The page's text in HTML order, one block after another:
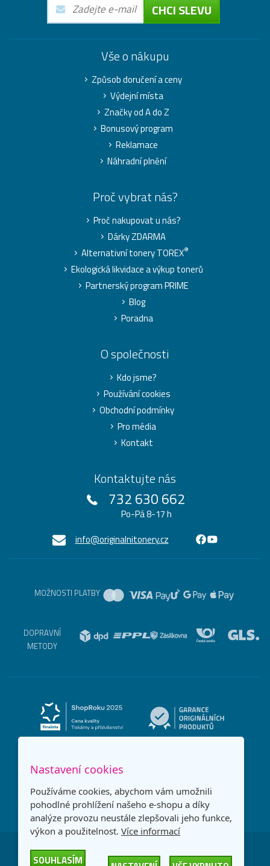
CHCI SLEVU
Vše o nákupu
Způsob doručení a ceny
Výdejní místa
Značky od A do Z
Bonusový program
Reklamace
Náhradní plnění
Proč vybrat nás?
Proč nakupovat u nás?
Dárky ZDARMA
Alternativní tonery TOREX®
Ekologická likvidace a výkup tonerů
Partnerský program PRIME
Blog
Poradna
O společnosti
Kdo jsme?
Používání cookies
Obchodní podmínky
Pro média
Kontakt
Kontaktujte nás
732 630 662
Po-Pá 8-17 h
info@originalnitonery.cz
MOŽNOSTI PLATBY
DOPRAVNÍ
METODY
Česká republika Slovensko
Nastavení cookies
Používáme cookies, abychom vám umožnili
pohodlné prohlížení našeho e-shopu a díky
analýze provozu neustále zlepšovali jeho funkce,
výkon a použitelnost. Více informací
SOUHLASÍM